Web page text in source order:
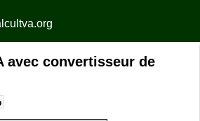
avec convertisseur de